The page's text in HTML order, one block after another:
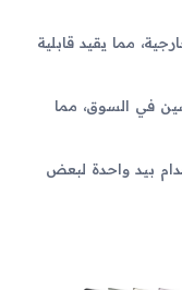
مما يقيد قابلية
في السوق، مما
بيد واحدة لبعض